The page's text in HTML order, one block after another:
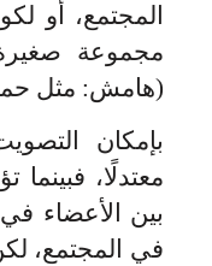
المجتمع، أو
مجموعة
(هامش: مثل
بإمكان
معتدلًا، فبينما
بين الأعضاء
في المجتمع،